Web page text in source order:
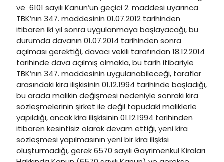
ve 6101 sayılı Kanun’un geçici 2. maddesi uyarınca
TBK’nın 347. maddesinin 01.07.2012 tarihinden
itibaren iki yıl sonra uygulanmaya başlayacağı, bu
durumda davanın 01.07.2014 tarihinden sonra
açılması gerektiği, davacı vekili tarafından 18.12.2014
tarihinde dava açılmış olmakla, bu tarih itibariyle
TBK’nın 347. maddesinin uygulanabileceği, taraflar
arasındaki kira ilişkisinin 01.12.1994 tarihinde başladığı,
bu arada malikin değişmesi nedeniyle sonraki kira
sözleşmelerinin şirket ile değil tapudaki maliklerle
yapıldığı, ancak kira ilişkisinin 01.12.1994 tarihinden
itibaren kesintisiz olarak devam ettiği, yeni kira
sözleşmesi yapılmasının yeni bir kira ilişkisi
oluşturmadığı, gerek 6570 sayılı Gayrimenkul Kiraları